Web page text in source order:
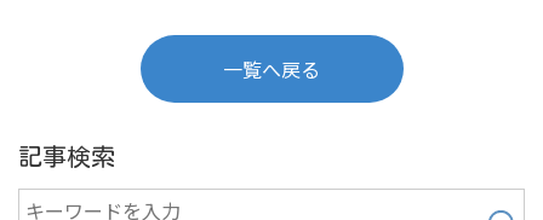
一覧へ戻る
記事検索